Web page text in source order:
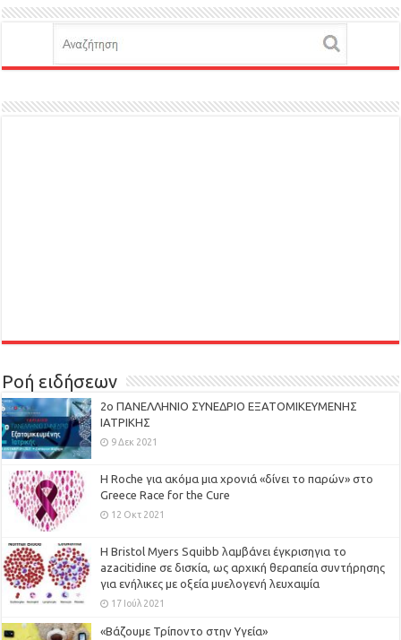
Ροή ειδήσεων
2ο ΠΑΝΕΛΛΗΝΙΟ ΣΥΝΕΔΡΙΟ ΕΞΑΤΟΜΙΚΕΥΜΕΝΗΣ
ΙΑΤΡΙΚΗΣ
9 Δεκ 2021
H Roche για ακόμα μια χρονιά «δίνει το παρών» στο
Greece Race for the Cure
12 Οκτ 2021
Η Bristol Myers Squibb λαμβάνει έγκρισηγια το
azacitidine σε δισκία, ως αρχική θεραπεία συντήρησης
για ενήλικες με οξεία μυελογενή λευχαιμία
17 Ιούλ 2021
«Βάζουμε Τρίποντο στην Υγεία»